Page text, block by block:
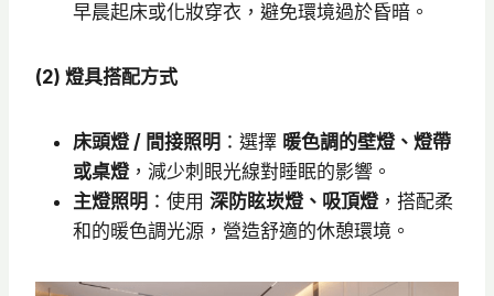
早晨起床或化妝穿衣，避免環境過於昏暗。
(2) 燈具搭配方式
床頭燈 / 間接照明 ：選擇 暖色調的壁燈、燈帶
或桌燈，減少刺眼光線對睡眠的影響。
主燈照明 ：使用 深防眩崁燈、吸頂燈，搭配柔
和的暖色調光源，營造舒適的休憩環境。